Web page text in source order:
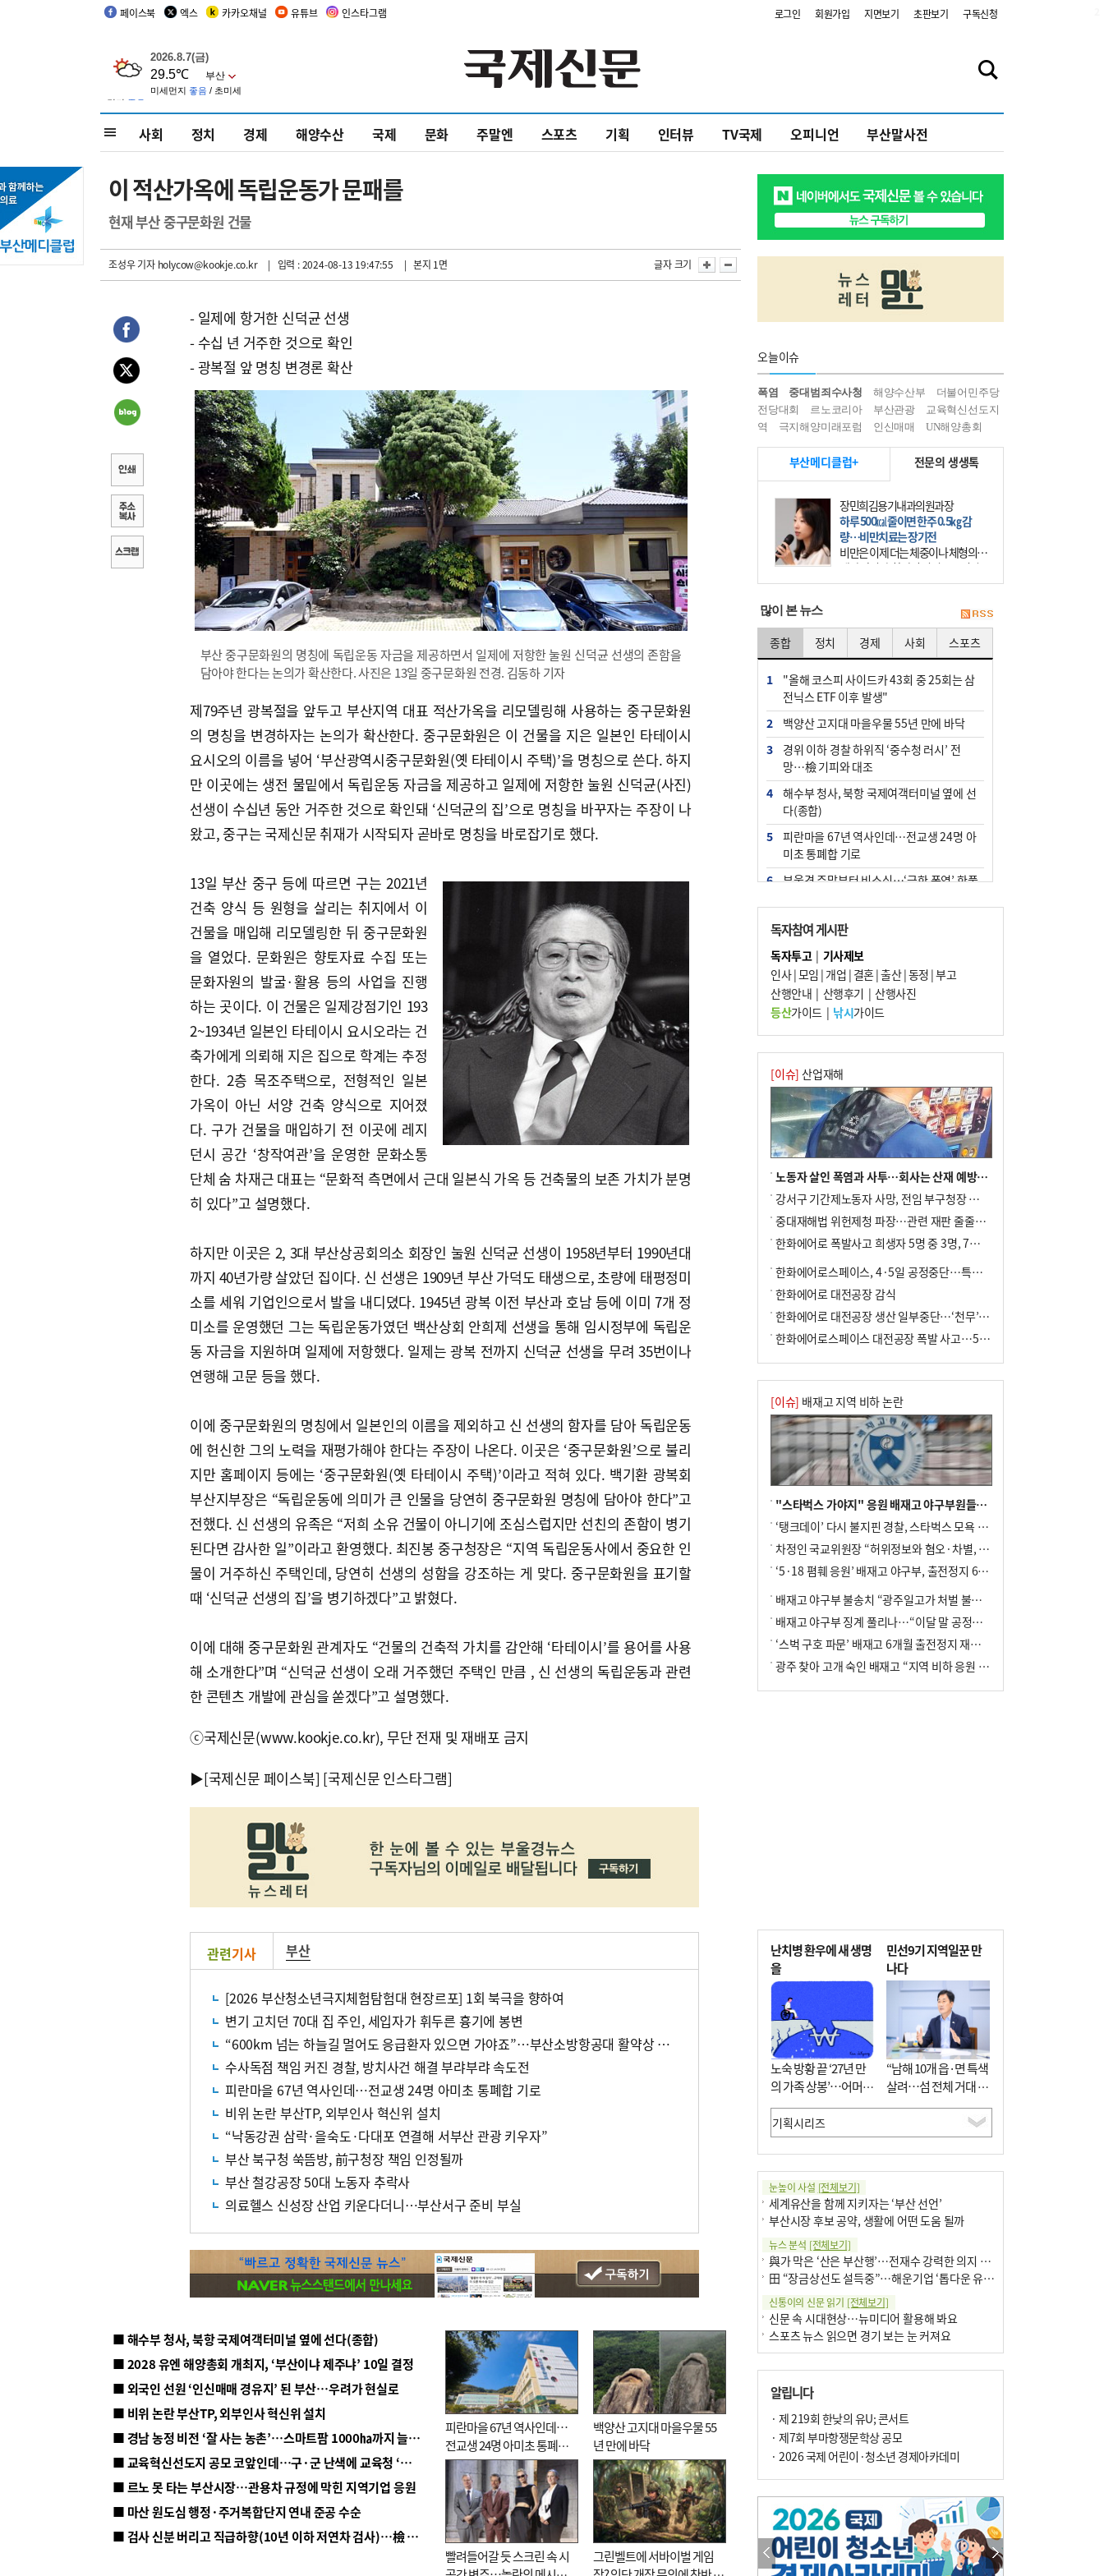
페이스북 엑스 카카오채널 유튜브 인스타그램 로그인 회원가입 지면보기 초판보기 구독신청
사회 정치 경제 해양수산 국제 문화 주말엔 스포츠 기획 인터뷰 TV국제 오피니언 부산말사전
이 적산가옥에 독립운동가 문패를
현재 부산 중구문화원 건물
조성우 기자holycow@kookje.co.kr | 입력 : 2024-08-13 19:47:55 | 본지 1면 글자 크기
- 일제에 항거한 신덕균 선생
- 수십 년 거주한 것으로 확인
- 광복절 앞 명칭 변경론 확산
부산 중구문화원의 명칭에 독립운동 자금을 제공하면서 일제에 저항한 눌원 신덕균 선생의 존함을
담아야 한다는 논의가 확산한다. 사진은 13일 중구문화원 전경. 김동하 기자
제79주년 광복절을 앞두고 부산지역 대표 적산가옥을 리모델링해 사용하는 중구문화원
의 명칭을 변경하자는 논의가 확산한다. 중구문화원은 이 건물을 지은 일본인 타테이시
요시오의 이름을 넣어 ‘부산광역시중구문화원(옛 타테이시 주택)’을 명칭으로 쓴다. 하지
만 이곳에는 생전 물밑에서 독립운동 자금을 제공하고 일제에 저항한 눌원 신덕균(사진)
선생이 수십년 동안 거주한 것으로 확인돼 ‘신덕균의 집’으로 명칭을 바꾸자는 주장이 나
왔고, 중구는 국제신문 취재가 시작되자 곧바로 명칭을 바로잡기로 했다.
13일 부산 중구 등에 따르면 구는 2021년
건축 양식 등 원형을 살리는 취지에서 이
건물을 매입해 리모델링한 뒤 중구문화원
을 열었다. 문화원은 향토자료 수집 또는
문화자원의 발굴·활용 등의 사업을 진행
하는 곳이다. 이 건물은 일제강점기인 193
2~1934년 일본인 타테이시 요시오라는 건
축가에게 의뢰해 지은 집으로 학계는 추정
한다. 2층 목조주택으로, 전형적인 일본
가옥이 아닌 서양 건축 양식으로 지어졌
다. 구가 건물을 매입하기 전 이곳에 레지
던시 공간 ‘창작여관’을 운영한 문화소통
단체 숨 차재근 대표는 “문화적 측면에서 근대 일본식 가옥 등 건축물의 보존 가치가 분명
히 있다”고 설명했다.
하지만 이곳은 2, 3대 부산상공회의소 회장인 눌원 신덕균 선생이 1958년부터 1990년대
까지 40년가량 살았던 집이다. 신 선생은 1909년 부산 가덕도 태생으로, 초량에 태평정미
소를 세워 기업인으로서 발을 내디뎠다. 1945년 광복 이전 부산과 호남 등에 이미 7개 정
미소를 운영했던 그는 독립운동가였던 백산상회 안희제 선생을 통해 임시정부에 독립운
동 자금을 지원하며 일제에 저항했다. 일제는 광복 전까지 신덕균 선생을 무려 35번이나
연행해 고문 등을 했다.
이에 중구문화원의 명칭에서 일본인의 이름을 제외하고 신 선생의 함자를 담아 독립운동
에 헌신한 그의 노력을 재평가해야 한다는 주장이 나온다. 이곳은 ‘중구문화원’으로 불리
지만 홈페이지 등에는 ‘중구문화원(옛 타테이시 주택)’이라고 적혀 있다. 백기환 광복회
부산지부장은 “독립운동에 의미가 큰 인물을 당연히 중구문화원 명칭에 담아야 한다”고
전했다. 신 선생의 유족은 “저희 소유 건물이 아니기에 조심스럽지만 선친의 존함이 병기
된다면 감사한 일”이라고 환영했다. 최진봉 중구청장은 “지역 독립운동사에서 중요한 인
물이 거주하신 주택인데, 당연히 선생의 성함을 강조하는 게 맞다. 중구문화원을 표기할
때 ‘신덕균 선생의 집’을 병기하겠다”고 밝혔다.
이에 대해 중구문화원 관계자도 “건물의 건축적 가치를 감안해 ‘타테이시’를 용어를 사용
해 소개한다”며 “신덕균 선생이 오래 거주했던 주택인 만큼 , 신 선생의 독립운동과 관련
한 콘텐츠 개발에 관심을 쏟겠다”고 설명했다.
ⓒ국제신문(www.kookje.co.kr), 무단 전재 및 재배포 금지
▶[국제신문 페이스북] [국제신문 인스타그램]
관련기사 부산
[2026 부산청소년극지체험탐험대 현장르포] 1회 북극을 향하여
변기 고치던 70대 집 주인, 세입자가 휘두른 흉기에 봉변
“600km 넘는 하늘길 멀어도 응급환자 있으면 가야죠”…부산소방항공대 활약상 눈길
수사독점 책임 커진 경찰, 방치사건 해결 부랴부랴 속도전
피란마을 67년 역사인데…전교생 24명 아미초 통폐합 기로
비위 논란 부산TP, 외부인사 혁신위 설치
“낙동강권 삼락·을숙도·다대포 연결해 서부산 관광 키우자”
부산 북구청 쑥뜸방, 前구청장 책임 인정될까
부산 철강공장 50대 노동자 추락사
의료헬스 신성장 산업 키운다더니…부산서구 준비 부실
■ 해수부 청사, 북항 국제여객터미널 옆에 선다(종합)
■ 2028 유엔 해양총회 개최지, ‘부산이냐 제주냐’ 10일 결정
■ 외국인 선원 ‘인신매매 경유지’ 된 부산…우려가 현실로
■ 비위 논란 부산TP, 외부인사 혁신위 설치
■ 경남 농정 비전 ‘잘 사는 농촌’…스마트팜 1000㏊까지 늘린다
■ 교육혁신선도지 공모 코앞인데…구·군 난색에 교육청 ‘쩔쩔’
■ 르노 못 타는 부산시장…관용차 규정에 막힌 지역기업 응원
■ 마산 원도심 행정·주거복합단지 연내 준공 수순
■ 검사 신분 버리고 직급하향(10년 이하 저연차 검사)…檢 중수청행 기피
피란마을 67년 역사인데…
전교생 24명 아미초 통폐합
기로
백양산 고지대 마을우물 55
년 만에 바닥
빨려들어갈 듯 스크린 속 시
그린벨트에 서바이벌 게임
오늘이슈
폭염 중대범죄수사청 해양수산부
더불어민주당
전당대회
르노코리아 부산관광
교육혁신선도지
역
극지해양미래포럼 인신매매 UN해양총회
부산메디클럽+ 전문의 생생톡
장민희김용기내과의원과장
하루 500㎉ 줄이면 한주 0.5㎏ 감
량…비만치료는 장기전
비만은 이제 더는 체중이나 체형의 문
제가 아니다. 하나의 질병으로 인지
하고 치료와 관리를 해야 한다. 세계
많이 본 뉴스
종합 정치 경제 사회 스포츠
1
"올해 코스피 사이드카 43회 중 25회는 삼
전닉스 ETF 이후 발생"
2
백양산 고지대 마을우물 55년 만에 바닥
3
경위 이하 경찰 하위직 ‘중수청 러시’ 전
망…檢 기피와 대조
4
해수부 청사, 북항 국제여객터미널 옆에 선
다(종합)
5
피란마을 67년 역사인데…전교생 24명 아
미초 통폐합 기로
6
부울경 주말부터 비소식…‘극한 폭염’ 한풀
7
“낙동강권 삼락·을숙도·다대포 연결해 서
부산 관광 키우자”
8
오늘의 날씨- 2026년 8월 7일
9
외국인 선원 ‘인신매매 경유지’ 된 부산…
우려가 현실로
10 [사설] 해수부 신청사 북항으로 확정, 해양
수도 도약의 전환점
독자참여 게시판
독자투고| 기사제보
인사|모임 | 개업 | 결혼|출산|동정 |부고
산행안내 | 산행후기 | 산행사진
등산가이드| 낚시가이드
[이슈] 산업재해
노동자 살인 폭염과 사투…회사는 산재 예방·전기료 절감 전력
강서구 기간제노동자 사망, 전임 부구청장 檢 송치
중대재해법 위헌제청 파장…관련 재판 줄줄이 브레이크
한화에어로 폭발사고 희생자 5명 중 3명, 7일 영면
한화에어로스페이스, 4·5일 공정중단…특별 안전점검
한화에어로 대전공장 감식
한화에어로 대전공장 생산 일부중단…‘천무’ 수출 비상
한화에어로스페이스 대전공장 폭발 사고…5명 사망·2명 부상(종합)
[이슈] 배재고 지역 비하 논란
"스타벅스 가야지" 응원 배재고 야구부원들, 학교서 징계 처분
‘탱크데이’ 다시 불지핀 경찰, 스타벅스 모욕 혐의 압수수색
차정인 국교위원장 “허위정보와 혐오·차별, 학교 교실까지 유입"
‘5·18 폄훼 응원’ 배재고 야구부, 출전정지 6개월→1개월 감경
배재고 야구부 불송치 “광주일고가 처벌 불원 의사 표해”
배재고 야구부 징계 풀리나…“이달 말 공정위서 재심의”
‘스벅 구호 파문’ 배재고 6개월 출전정지 재심 신청키로
광주 찾아 고개 숙인 배재고 “지역 비하 응원 잘못”(종합)
난치병 환우에 새 생명
을
노숙 방황 끝 ‘27년 만
의 가족 상봉’…어머니
와 행복 꿈꿔
민선9기 지역일꾼 만
나다
“남해 10개 읍·면 특색
살려…섬 전체 거대 정
원으로 조성”
눈높이 사설 [전체보기]
세계유산을 함께 지키자는 ‘부산 선언’
부산시장 후보 공약, 생활에 어떤 도움 될까
뉴스 분석 [전체보기]
與가 막은 ‘산은 부산행’…전재수 강력한 의지 표명 없인 공염불
田 “장금상선도 설득중”…해운기업 ‘톱다운 유치전’ 가속
신통이의 신문 읽기 [전체보기]
신문 속 시대현상…뉴미디어 활용해 봐요
스포츠 뉴스 읽으면 경기 보는 눈 커져요
구·군 승진 축하화분 관행 없애자니 소상공인 울상
팩트체크[전체보기]
의령 한우산 털중나리
한 손 뉴스[전체보기]
시민이 개발한 폭염 대응 앱 ‘그늘로’ 길안내 지도 등 인기
골목 맛집 발굴 고메 셀렉션…부산시, 페스티벌 시월 연계
알립니다
· 제 219회 한낮의 유U; 콘서트
· 제7회 부마항쟁문학상 공모
· 2026 국제 어린이·청소년 경제아카데미